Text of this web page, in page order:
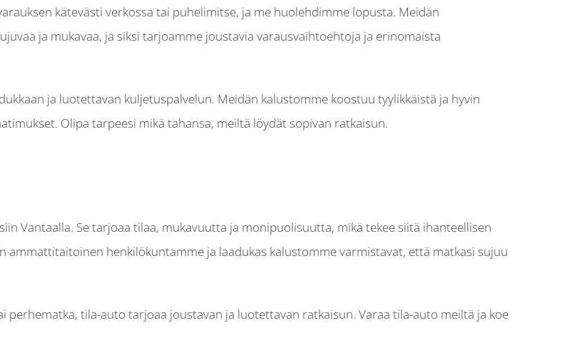
kätevästi verkossa tai puhelimitse, ja me huolehdimme lopusta. Meidän
ja mukavaa, ja siksi tarjoamme joustavia varausvaihtoehtoja ja erinomaista
ja luotettavan kuljetuspalvelun. Meidän kalustomme koostuu tyylikkäistä ja hyvin
Olipa tarpeesi mikä tahansa, meiltä löydät sopivan ratkaisun.
Vantaalla. Se tarjoaa tilaa, mukavuutta ja monipuolisuutta, mikä tekee siitä ihanteellisen
henkilökuntamme ja laadukas kalustomme varmistavat, että matkasi sujuu
tila-auto tarjoaa joustavan ja luotettavan ratkaisun. Varaa tila-auto meiltä ja koe